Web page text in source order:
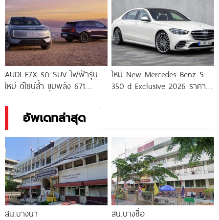
AUDI E7X รถ SUV ไฟฟ้ารุ่น
ใหม่ ดีไซน์ล้ำ ขุมพลัง 671
ใหม่ New Mercedes-Benz S
350 d Exclusive 2026 ราคา
อัพเดทล่าสุด
สน.บางนา สน.บางซื่อ